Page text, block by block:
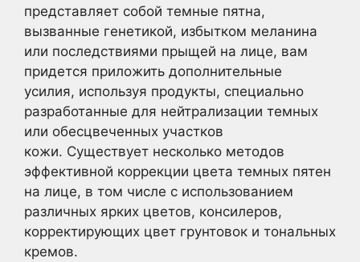
представляет собой темные пятна,
вызванные генетикой, избытком меланина
или последствиями прыщей на лице, вам
придется приложить дополнительные
усилия, используя продукты, специально
разработанные для нейтрализации темных
или обесцвеченных участков
кожи. Существует несколько методов
эффективной коррекции цвета темных пятен
на лице, в том числе с использованием
различных ярких цветов, консилеров,
корректирующих цвет грунтовок и тональных
кремов.